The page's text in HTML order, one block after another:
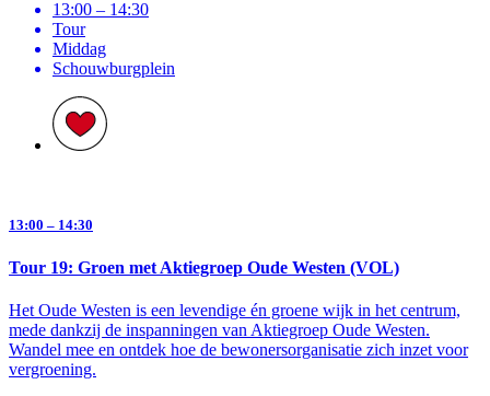
13:00 – 14:30
Tour
Middag
Schouwburg­plein
13:00 – 14:30
Tour 19: Groen met Aktiegroep Oude Westen (VOL)
Het Oude Westen is een levendige én groene wijk in het centrum,
mede dankzij de inspanningen van Aktiegroep Oude Westen.
Wandel mee en ontdek hoe de bewonersorganisatie zich inzet voor
vergroening.